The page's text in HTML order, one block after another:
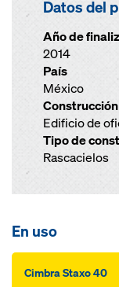
Datos del
Año de
2014
País
México
Construcción
Edificio de
Tipo de
Rascacielos
En uso
Cimbra Staxo 40